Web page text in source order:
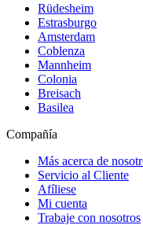
Rüdesheim
Estrasburgo
Amsterdam
Coblenza
Mannheim
Colonia
Breisach
Basilea
Compañía
Más acerca de
Servicio al Cliente
Afíliese
Mi cuenta
Trabaje con nosotros